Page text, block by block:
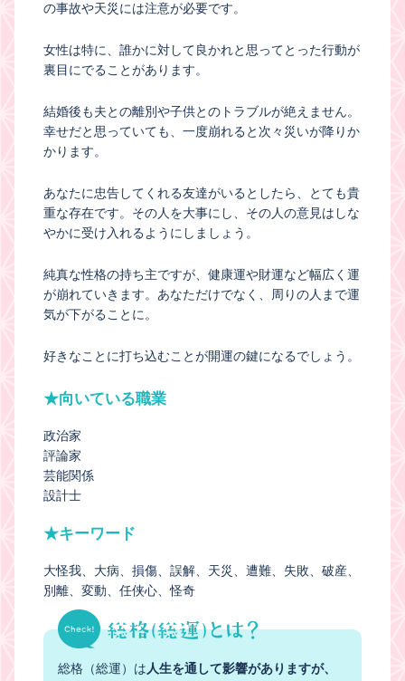
の事故や天災には注意が必要です。
女性は特に、誰かに対して良かれと思ってとった行動が
裏目にでることがあります。
結婚後も夫との離別や子供とのトラブルが絶えません。
幸せだと思っていても、一度崩れると次々災いが降りか
かります。
あなたに忠告してくれる友達がいるとしたら、とても貴
重な存在です。その人を大事にし、その人の意見はしな
やかに受け入れるようにしましょう。
純真な性格の持ち主ですが、健康運や財運など幅広く運
が崩れていきます。あなただけでなく、周りの人まで運
気が下がることに。
好きなことに打ち込むことが開運の鍵になるでしょう。
★向いている職業
政治家
評論家
芸能関係
設計士
★キーワード
大怪我 大病 損傷 誤解 天災 遭難 失敗
破産
別離
変動 任侠心 怪奇
総格（総運）は人生を通して影響がありますが、